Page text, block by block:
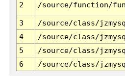
2 /source/function/
3 /source/class/
4
/source/class/
5
/source/class/
6
/source/class/